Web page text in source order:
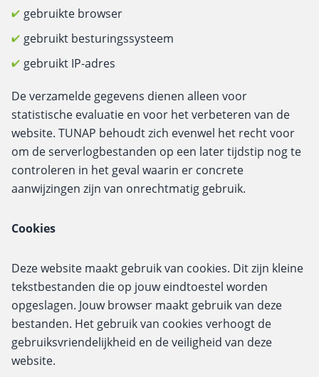
gebruikte browser
gebruikt besturingssysteem
gebruikt IP-adres
De verzamelde gegevens dienen alleen voor
statistische evaluatie en voor het verbeteren van de
website. TUNAP behoudt zich evenwel het recht voor
om de serverlogbestanden op een later tijdstip nog te
controleren in het geval waarin er concrete
aanwijzingen zijn van onrechtmatig gebruik.
Cookies
Deze website maakt gebruik van cookies. Dit zijn kleine
tekstbestanden die op jouw eindtoestel worden
opgeslagen. Jouw browser maakt gebruik van deze
bestanden. Het gebruik van cookies verhoogt de
gebruiksvriendelijkheid en de veiligheid van deze
website.